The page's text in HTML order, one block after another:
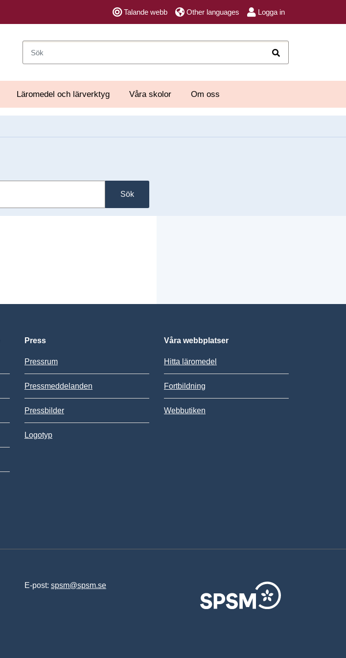
Talande webb Other languages Logga in
Läromedel och lärverktyg Våra skolor Om oss
Sök
Press
Pressrum
Pressmeddelanden
Pressbilder
Logotyp
Våra webbplatser
Hitta läromedel
Fortbildning
Webbutiken
E-post: spsm@spsm.se